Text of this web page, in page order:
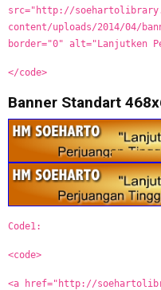
src="http://
content/uploads/2014/04/
border="0" alt="Lanjutken
</code>
Banner Standart
Code1:
<code>
<a href="http://